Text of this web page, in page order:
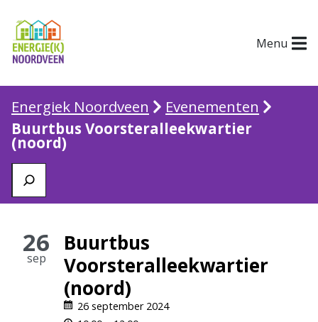
Menu
Energiek Noordveen
Evenementen
Buurtbus Voorsteralleekwartier
(noord)
Zoeken
26
sep
s
e
Buurtbus
Voorsteralleekwartier
(noord)
A
c
26 september 2024